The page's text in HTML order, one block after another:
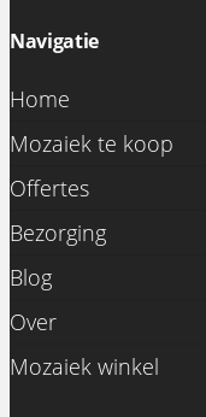
Navigatie
Home
Mozaiek te koop
Offertes
Bezorging
Blog
Over
Mozaiek winkel